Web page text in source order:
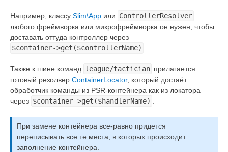
Например, классу Slim\App или ControllerResolver
любого фреймворка или микрофреймворка он нужен, чтобы
доставать оттуда контроллер через
$container->get($controllerName)
Также к шине команд league/tactician прилагается
готовый резолвер ContainerLocator, который достаёт
обработчик команды из PSR-контейнера как из локатора
через $container->get($handlerName)
При замене контейнера все-равно придется
переписывать все те места, в которых происходит
заполнение контейнера.